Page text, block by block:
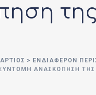
> ΕΝΔΙΑΦΕΡΟΝ
ΑΝΑΣΚΌΠΗΣΗ ΤΗΣ